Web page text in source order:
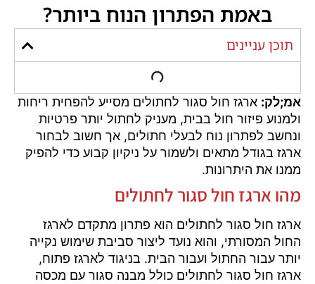
באמת הפתרון הנוח ביותר?
תוכן עניינים
אמ;לק: ארגז חול סגור לחתולים מסייע להפחית ריחות
ולמנוע פיזור חול בבית, מעניק לחתול יותר פרטיות
ונחשב לפתרון נוח לבעלי חתולים, אך חשוב לבחור
ארגז בגודל מתאים ולשמור על ניקיון קבוע כדי להפיק
ממנו את היתרונות.
מהו ארגז חול סגור לחתולים
ארגז חול סגור לחתולים הוא פתרון מתקדם לארגז
החול המסורתי, והוא נועד ליצור סביבת שימוש נקייה
יותר עבור החתול ועבור הבית. בניגוד לארגז פתוח,
ארגז חול סגור לחתולים כולל מבנה סגור עם מכסה